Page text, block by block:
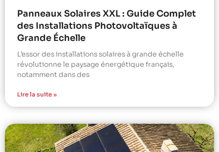
Panneaux Solaires XXL : Guide Complet
des Installations Photovoltaïques à
Grande Échelle
L’essor des installations solaires à grande échelle
révolutionne le paysage énergétique français,
notamment dans des
Lire la suite »